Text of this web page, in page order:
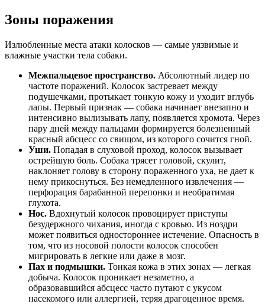
Зоны поражения
Излюбленные места атаки колосков — самые уязвимые и
влажные участки тела собаки.
Межпальцевое пространство. Абсолютный лидер по
частоте поражений. Колосок застревает между
подушечками, протыкает тонкую кожу и уходит вглубь
лапы. Первый признак — собака начинает внезапно и
интенсивно вылизывать лапу, появляется хромота. Через
пару дней между пальцами формируется болезненный
красный абсцесс со свищом, из которого сочится гной.
Уши. Попадая в слуховой проход, колосок вызывает
острейшую боль. Собака трясет головой, скулит,
наклоняет голову в сторону пораженного уха, не дает к
нему прикоснуться. Без немедленного извлечения —
перфорация барабанной перепонки и необратимая
глухота.
Нос. Вдохнутый колосок провоцирует приступы
безудержного чихания, иногда с кровью. Из ноздри
может появиться одностороннее истечение. Опасность в
том, что из носовой полости колосок способен
мигрировать в легкие или даже в мозг.
Пах и подмышки. Тонкая кожа в этих зонах — легкая
добыча. Колосок проникает незаметно, а
образовавшийся абсцесс часто путают с укусом
насекомого или аллергией, теряя драгоценное время.